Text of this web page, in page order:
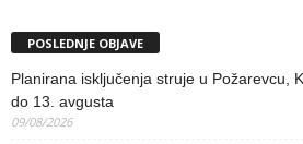
POSLEDNJE OBJAVE
Planirana isključenja struje u Požarevcu,
do 13. avgusta
09/08/2026